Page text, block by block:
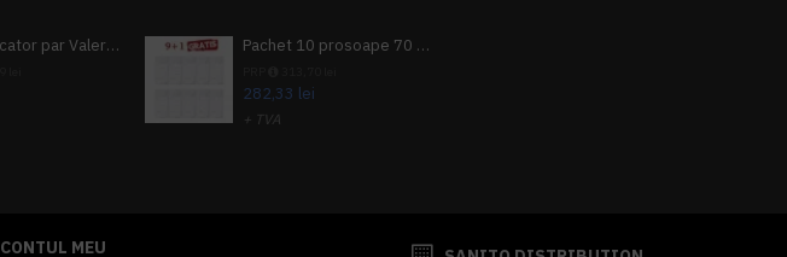
Pachet Uscator par Valera Action Super Plus + GRATUIT Sampon si gel de dus Tork Pachet 10 prosoape 70 x 140cm 9 + 1 gratuit
282,33 lei
+ TVA
CONTUL MEU